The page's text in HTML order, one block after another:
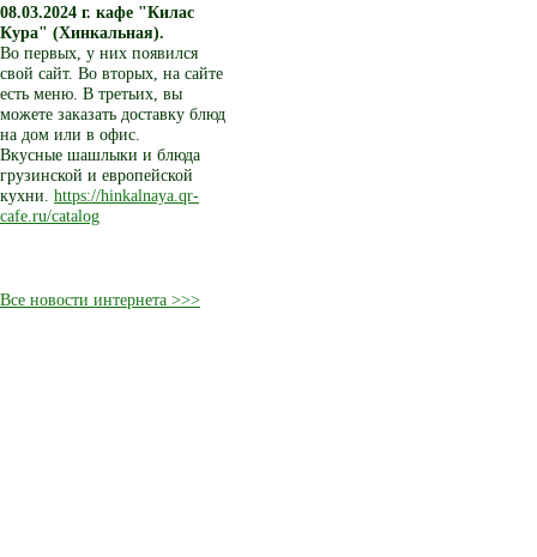
08.03.2024 г. кафе "Килас
Кура" (Хинкальная).
Во первых, у них появился
свой сайт. Во вторых, на сайте
есть меню. В третьих, вы
можете заказать доставку блюд
на дом или в офис.
Вкусные шашлыки и блюда
грузинской и европейской
кухни. https://hinkalnaya.qr-
cafe.ru/catalog
Все новости интернета >>>